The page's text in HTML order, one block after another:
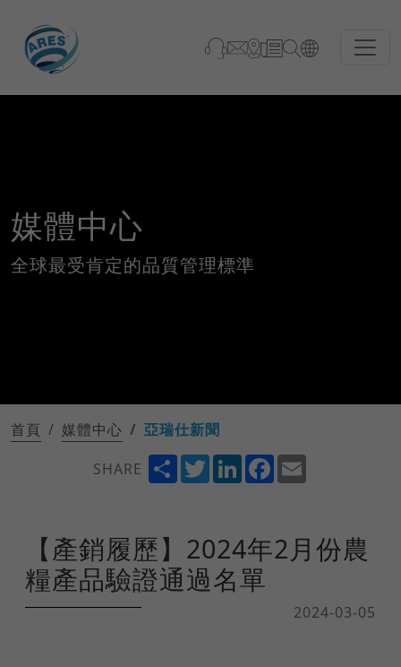
媒體中心
全球最受肯定的品質管理標準
首頁 媒體中心
亞瑞仕新聞
SHARE
ShareTwitterLinkedInFacebook
【產銷履歷】2024年2月份農
糧產品驗證通過名單
2024-03-05